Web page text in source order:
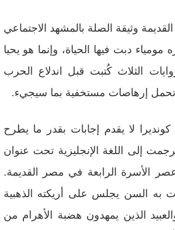
وثيقة الصلة بالمشهد الاجتماعي
دبت فيها الحياة، وإنما هو يحيا
الثلاث كُتبت قبل اندلاع الحرب
تحمل إرهاصات مستخفية بما سيجيء.
لا يقدم إجابات بقدر ما يطرح
إلى اللغة الإنجليزية تحت عنوان
الأسرة الرابعة في مصر القديمة.
السن يجلس على أريكته الذهبية
الذين يمهدون هضبة الأهرام من